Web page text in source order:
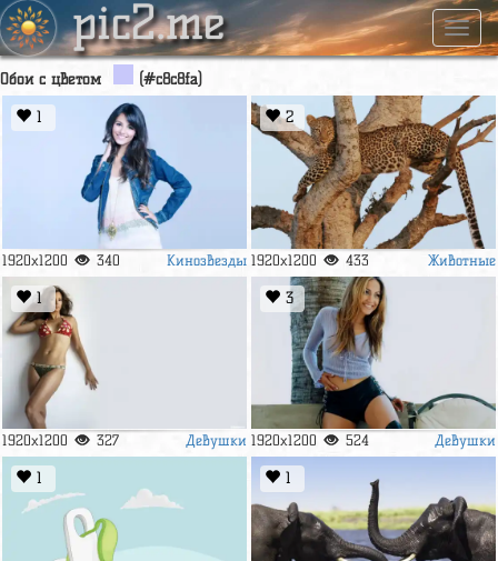
pic2.me
Обои с цветом
(#c8c8fa)
1
1920x1200 340 Кинозвезды
2
1920x1200 433 Животные
1
1920x1200 327 Девушки
3
1920x1200 524 Девушки
1 1